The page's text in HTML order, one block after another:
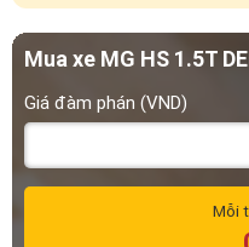
Mua xe MG HS 1.5T
Giá đàm phán (VND)
Mỗi